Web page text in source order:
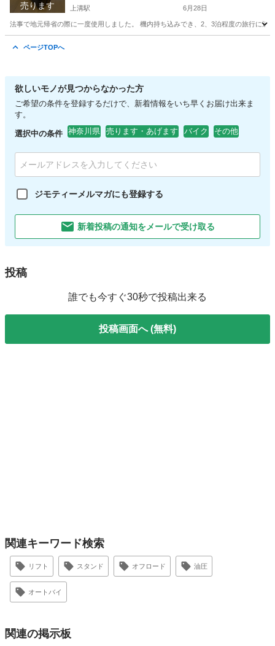
売ります 上溝駅 6月28日
法事で地元帰省の際に一度使用しました。 機内持ち込みでき、2、3泊程度の旅行に
ページTOPへ
欲しいモノが見つからなかった方
ご希望の条件を登録するだけで、新着情報をいち早くお届け出来ま
す。
選択中の条件 神奈川県 売ります・あげます バイク その他
ジモティーメルマガにも登録する
新着投稿の通知をメールで受け取る
投稿
誰でも今すぐ30秒で投稿出来る
投稿画面へ (無料)
関連キーワード検索
リフト スタンド オフロード 油圧
オートバイ
関連の掲示板